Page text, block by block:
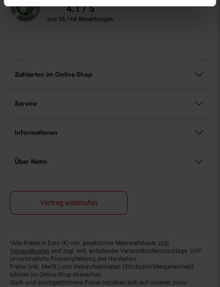
Bewertungen
4.1 / 5
aus 36.168 Bewertungen
Zahlarten im Online-Shop
Service
Informationen
Über Netto
Vertrag widerrufen
Fußnoten
*Alle Preise in Euro (€) inkl. gesetzlicher Mehrwertsteuer, zzgl.
Versandkosten und zzgl. evtl. anfallender Versandkostenzuschläge. UVP:
Unverbindliche Preisempfehlung des Herstellers.
Preise (inkl. MwSt.) und Verkaufseinheiten (Stückzahl/Mengeneinheit)
können im Online-Shop abweichen.
Statt- und durchgestrichene Preise beziehen sich auf unseren zuvor